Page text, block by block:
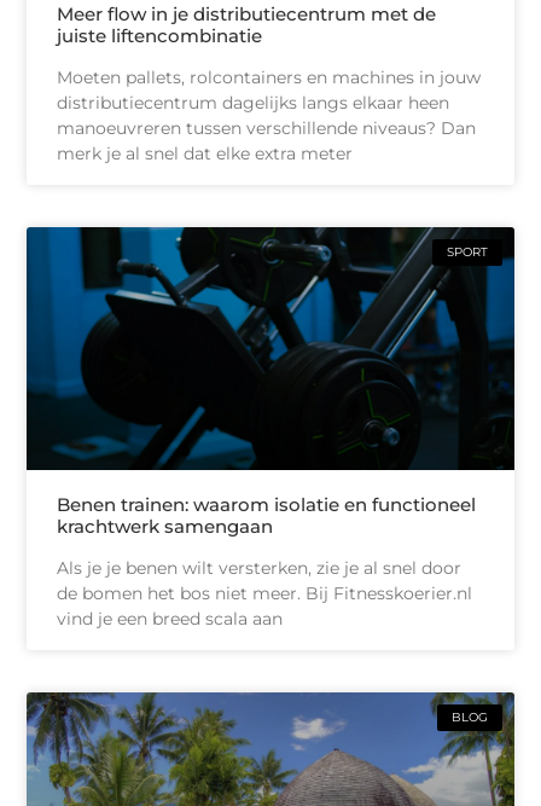
Meer flow in je distributiecentrum met de
juiste liftencombinatie
Moeten pallets, rolcontainers en machines in jouw
distributiecentrum dagelijks langs elkaar heen
manoeuvreren tussen verschillende niveaus? Dan
merk je al snel dat elke extra meter
SPORT
Benen trainen: waarom isolatie en functioneel
krachtwerk samengaan
Als je je benen wilt versterken, zie je al snel door
de bomen het bos niet meer. Bij Fitnesskoerier.nl
vind je een breed scala aan
BLOG